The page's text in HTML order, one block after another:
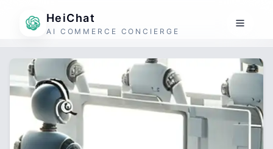
HeiChat
AI COMMERCE CONCIERGE